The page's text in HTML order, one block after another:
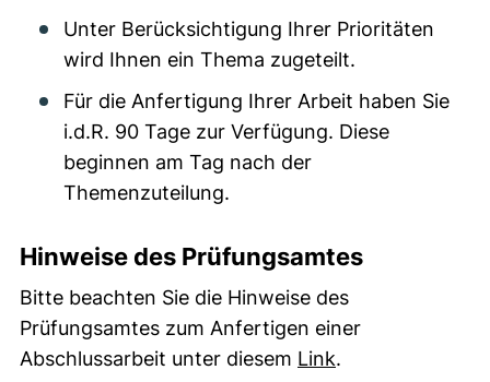
Unter Berücksichtigung Ihrer Prioritäten
wird Ihnen ein Thema zugeteilt.
Für die Anfertigung Ihrer Arbeit haben Sie
i.d.R. 90 Tage zur Verfügung. Diese
beginnen am Tag nach der
Themenzuteilung.
Hinweise des Prüfungsamtes
Bitte beachten Sie die Hinweise des
Prüfungsamtes zum Anfertigen einer
Abschlussarbeit unter diesem Link(externer Link,
.